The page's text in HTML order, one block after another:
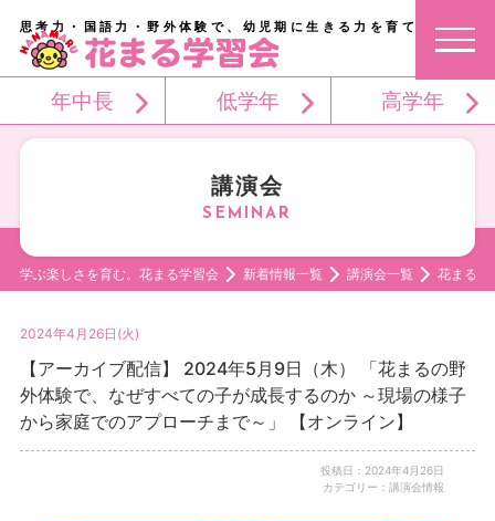
思考力・国語力・野外体験で、幼児期に生きる力を育てる。
年中長 低学年 高学年
講演会
学ぶ楽しさを育む。花まる学習会 新着情報一覧 講演会一覧 花まるの
2024年4月26日(火)
【アーカイブ配信】 2024年5月9日（木） 「花まるの野
外体験で、なぜすべての子が成長するのか ～現場の様子
から家庭でのアプローチまで～」 【オンライン】
投稿日：2024年4月26日
カテゴリー：講演会情報